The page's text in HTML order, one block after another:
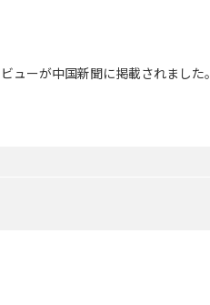
ーが中国新聞に掲載されました。